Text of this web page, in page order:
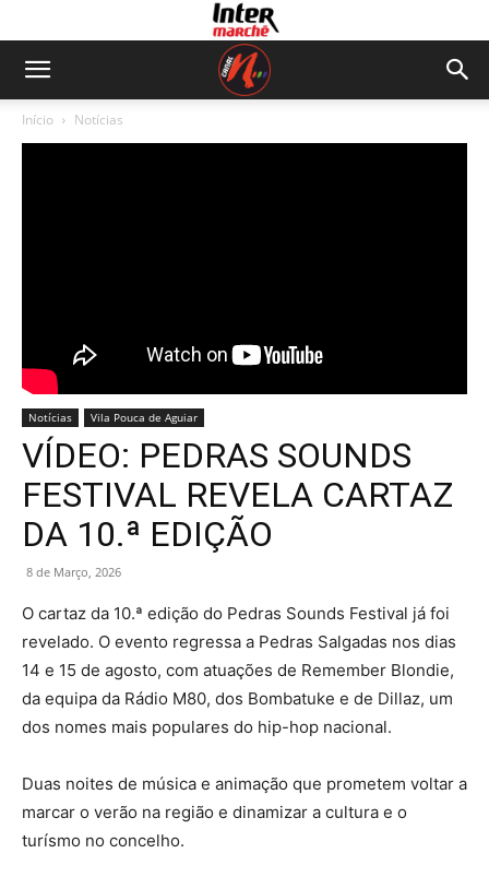
Início Notícias
Notícias Vila Pouca de Aguiar
VÍDEO: PEDRAS SOUNDS
FESTIVAL REVELA CARTAZ
DA 10.ª EDIÇÃO
8 de Março, 2026
O cartaz da 10.ª edição do Pedras Sounds Festival já foi
revelado. O evento regressa a Pedras Salgadas nos dias
14 e 15 de agosto, com atuações de Remember Blondie,
da equipa da Rádio M80, dos Bombatuke e de Dillaz, um
dos nomes mais populares do hip-hop nacional.
Duas noites de música e animação que prometem voltar a
marcar o verão na região e dinamizar a cultura e o
turísmo no concelho.